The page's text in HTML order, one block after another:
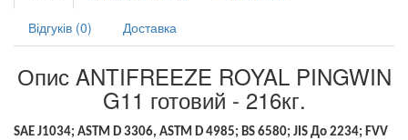
Відгуків (0) Доставка
Опис ANTIFREEZE ROYAL PINGWIN
G11 готовий - 216кг.
SAE J1034; ASTM D 3306, ASTM D 4985; BS 6580; JIS До 2234; FVV